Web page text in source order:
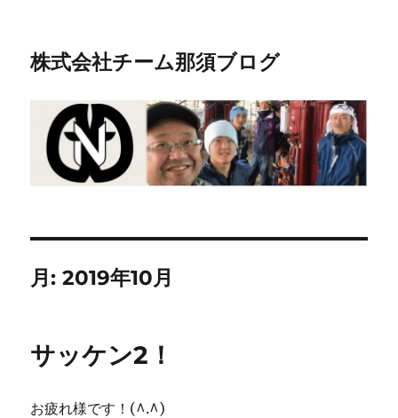
株式会社チーム那須ブログ
月:2019年10月
サッケン2！
お疲れ様です！(^.^)